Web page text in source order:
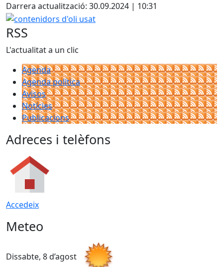
Darrera actualització: 30.09.2024 | 10:31
contenidors d'oli usat
RSS
L'actualitat a un clic
Agenda
Agenda política
Avisos
Notícies
Publicacions
Adreces i telèfons
Accedeix
Meteo
Dissabte, 8 d’agost